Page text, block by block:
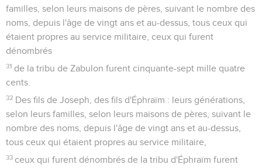
familles, selon leurs maisons de pères, suivant le nombre des
noms, depuis l'âge de vingt ans et au-dessus, tous ceux qui
étaient propres au service militaire, ceux qui furent
dénombrés
31 de la tribu de Zabulon furent cinquante-sept mille quatre
cents.
32 Des fils de Joseph, des fils d'Éphraïm : leurs générations,
selon leurs familles, selon leurs maisons de pères, suivant le
nombre des noms, depuis l'âge de vingt ans et au-dessus,
tous ceux qui étaient propres au service militaire,
33 ceux qui furent dénombrés de la tribu d'Éphraïm furent